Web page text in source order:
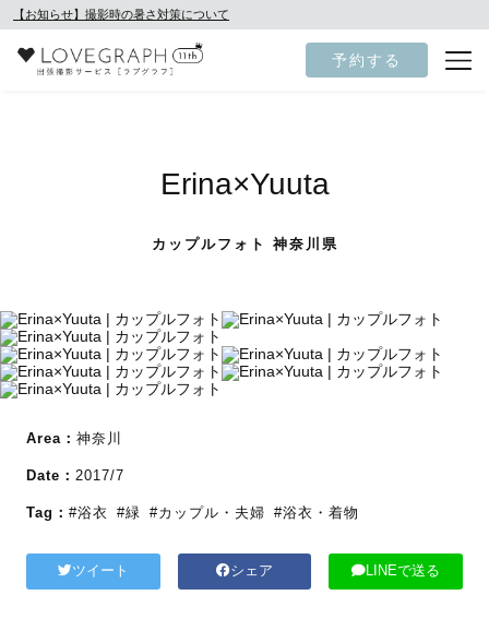
【お知らせ】撮影時の暑さ対策について
予約する
Erina×Yuuta
カップルフォト 神奈川県
Area： 神奈川
Date： 2017/7
Tag： #浴衣 #緑 #カップル・夫婦 #浴衣・着物
ツイート シェア LINEで送る